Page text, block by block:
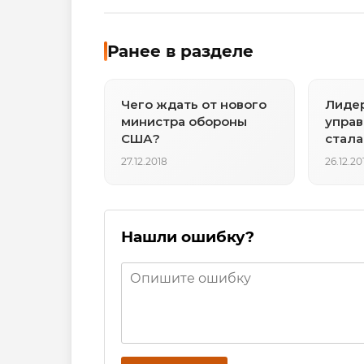
Ранее в разделе
Чего ждать от нового
министра обороны
США?
27.12.2018
Нашли ошибку?